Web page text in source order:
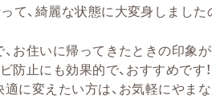
て、綺麗な状態に大変身しまし
お住いに帰ってきたときの印象
防止にも効果的で、おすすめです！
に変えたい方は、お気軽にやま